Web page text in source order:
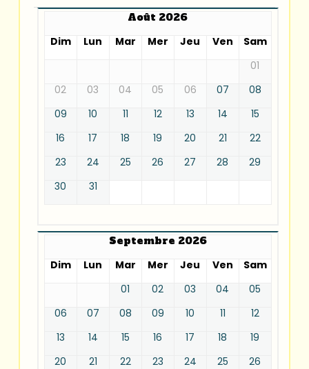
Août 2026
Dim
Lun Mar Mer Jeu Ven
Sam
01
02
03 04 05 06 07
08
09
10 11 12 13 14
15
16
17 18 19 20 21
22
23
24 25 26 27 28
29
30
31
Septembre 2026
Dim
Lun Mar Mer Jeu Ven
Sam
01
02 03 04
05
06
07 08 09 10 11
12
13
14 15 16 17 18
19
20
21 22 23 24 25
26